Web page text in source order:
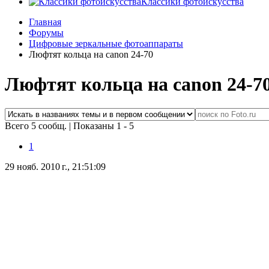
Главная
Форумы
Цифровые зеркальные фотоаппараты
Люфтят кольца на canon 24-70
Люфтят кольца на canon 24-
Всего 5 сообщ. | Показаны 1 - 5
1
29 нояб. 2010 г., 21:51:09